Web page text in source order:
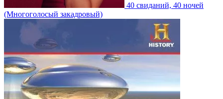
40 свиданий, 40 ночей
(Многоголосый закадровый)